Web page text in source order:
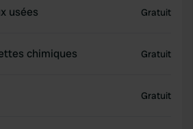
usées Gratuit
chimiques Gratuit
Gratuit